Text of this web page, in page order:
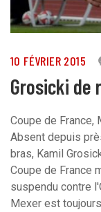
10 FÉVRIER 2015
Grosicki de
Coupe de France,
Absent depuis
bras, Kamil
Coupe de France
suspendu contre
Mexer est